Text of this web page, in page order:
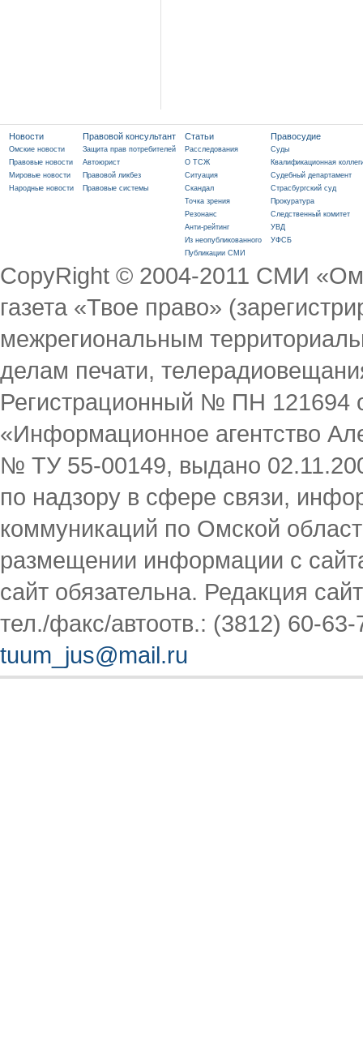
Новости Правовой консультант Статьи Правосудие
Омские новости Защита прав потребителей Расследования
Суды
Правовые новости
Автоюрист О ТСЖ
Квалификационная
Мировые новости
Правовой ликбез Ситуация
Судебный департамент
Народные новости
Правовые системы Скандал
Страсбургский суд
Точка зрения
Прокуратура
Резонанс
Следственный комитет
Анти-рейтинг
УВД
Из неопубликованного
УФСБ
Публикации СМИ
CopyRight © 2004-2011 СМИ
газета «Твое право»
межрегиональным
делам печати,
Регистрационный № ПН 121694
«Информационное агентство
№ ТУ 55-00149, выдано
по надзору в сфере связи,
коммуникаций по Омской
размещении информации с
сайт обязательна. Редакция
тел./факс/автоотв.: (3812) 60-
tuum_jus@mail.ru